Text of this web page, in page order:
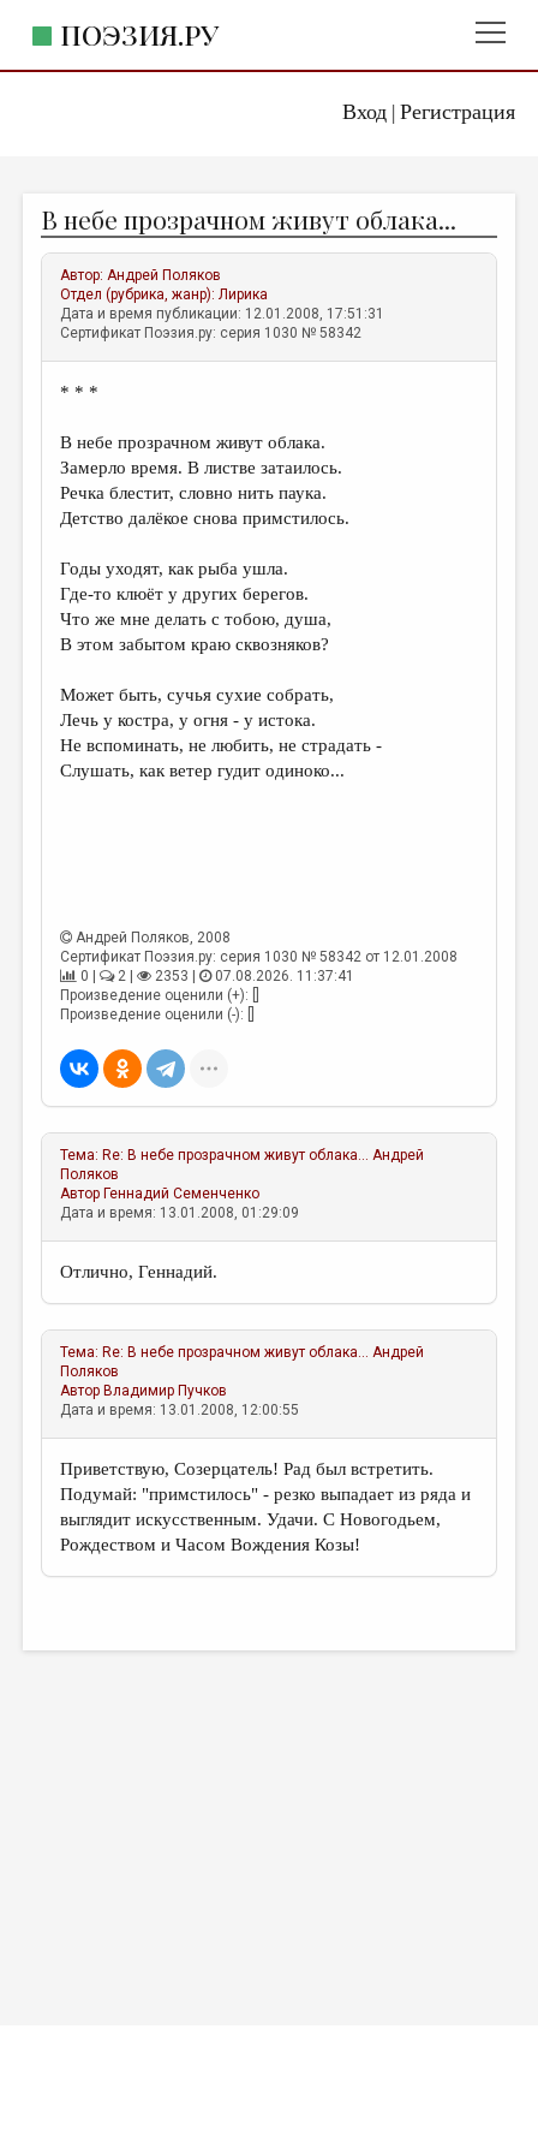
Вход| Регистрация
ПОЭЗИЯ.РУ
ЖАНРЫ
АВТОРЫ
КОММЕНТАРИИ
ЛИТСАЛОН
НОВОСТИ
ПРАВИЛА САЙТА
ОТДЕЛЫ И РУБРИКИ
ИЗБРАННОЕ
ДАЙДЖЕСТ
ПРОИЗВЕДЕНИЯ
ПЕРЕВОДЫ
КОНКУРСЫ
ДЕТСКАЯ КОМНАТА
КНИЖНАЯ ПОЛКА
КОЛОНКА РЕДАКТОРА
РЕДКОЛЛЕГИЯ
МАЛАЯ ПРОЗА
ЭССЕИСТИКА
ЛИТЕРАТУРОВЕДЕНИЕ
КУЛЬТУРОВЕДЕНИЕ
РЕЦЕНЗИРОВАНИЕ
ЦИКЛЫ ПУБЛИКАЦИЙ
ТРЕДИАКОВСКИЙ
МЕДИА
ВКОНТАКТЕ
В небе прозрачном живут облака...
Автор:Андрей Поляков
Отдел (рубрика, жанр):Лирика
Дата и время публикации: 12.01.2008, 17:51:31
Сертификат Поэзия.ру: серия 1030 № 58342
* * *
В небе прозрачном живут облака.
Замерло время. В листве затаилось.
Речка блестит, словно нить паука.
Детство далёкое снова примстилось.
Годы уходят, как рыба ушла.
Где-то клюёт у других берегов.
Что же мне делать с тобою, душа,
В этом забытом краю сквозняков?
Может быть, сучья сухие собрать,
Лечь у костра, у огня - у истока.
Не вспоминать, не любить, не страдать -
Слушать, как ветер гудит одиноко...
Андрей Поляков, 2008
Сертификат Поэзия.ру: серия 1030 № 58342 от 12.01.2008
0 |
2 | 2353 |
07.08.2026. 11:37:41
Произведение оценили (+): []
Произведение оценили (-): []
Тема: Re: В небе прозрачном живут облака... Андрей
Поляков
Автор Геннадий Семенченко
Дата и время: 13.01.2008, 01:29:09
Отлично, Геннадий.
Тема: Re: В небе прозрачном живут облака... Андрей
Поляков
Автор Владимир Пучков
Дата и время: 13.01.2008, 12:00:55
Приветствую, Созерцатель! Рад был встретить.
Подумай: "примстилось" - резко выпадает из ряда и
выглядит искусственным. Удачи. С Новогодьем,
Рождеством и Часом Вождения Козы!